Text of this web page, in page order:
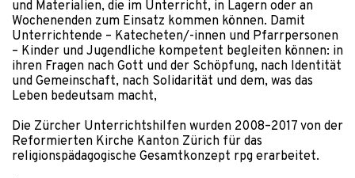
und Materialien, die im Unterricht, in Lagern oder an
Wochenenden zum Einsatz kommen können. Damit
Unterrichtende – Katecheten/-innen und Pfarrpersonen
– Kinder und Jugendliche kompetent begleiten können: in
ihren Fragen nach Gott und der Schöpfung, nach Identität
und Gemeinschaft, nach Solidarität und dem, was das
Leben bedeutsam macht,
Die Zürcher Unterrichtshilfen wurden 2008–2017 von der
Reformierten Kirche Kanton Zürich für das
religionspädagogische Gesamtkonzept rpg erarbeitet.